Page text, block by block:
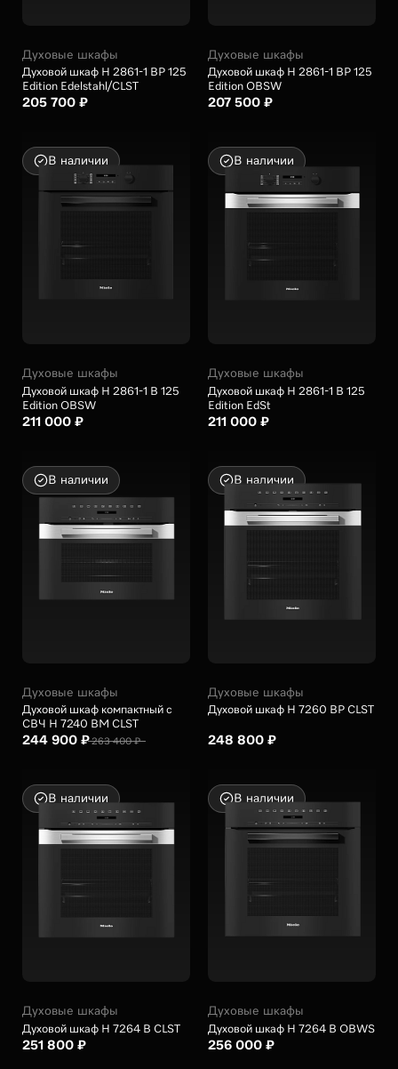
Духовые шкафы
Духовой шкаф H 2861-1 BP 125
Edition Edelstahl/CLST
205 700 ₽
Духовые шкафы
Духовой шкаф H 2861-1 BP 125
Edition OBSW
207 500 ₽
В наличии
Духовые шкафы
Духовой шкаф H 2861-1 B 125
Edition OBSW
211 000 ₽
В наличии
Духовые шкафы
Духовой шкаф H 2861-1 B 125
Edition EdSt
211 000 ₽
В наличии
Духовые шкафы
Духовой шкаф компактный с
СВЧ H 7240 BM CLST
244 900 ₽263 400 ₽
В наличии
Духовые шкафы
Духовой шкаф H 7260 BP CLST
248 800 ₽
В наличии
Духовые шкафы
Духовой шкаф H 7264 B CLST
251 800 ₽
В наличии
Духовые шкафы
Духовой шкаф H 7264 B OBWS
256 000 ₽